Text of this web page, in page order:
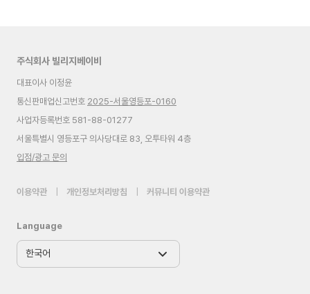
주식회사 빌리지베이비
대표이사 이정윤
통신판매업신고번호 2025-서울영등포-0160
사업자등록번호 581-88-01277
서울특별시 영등포구 의사당대로 83, 오투타워 4층
입점/광고 문의
이용약관 개인정보처리방침 커뮤니티 이용약관
Language